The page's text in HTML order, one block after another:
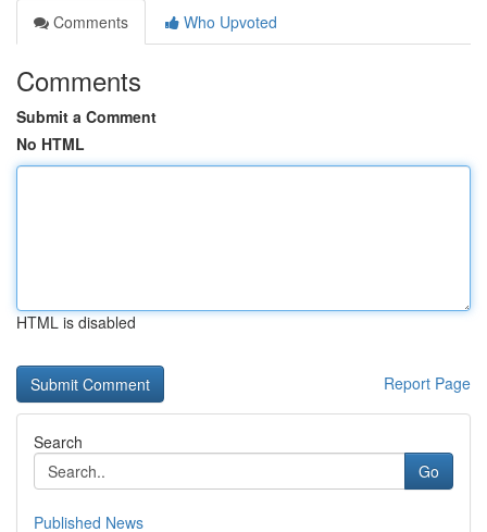
Comments
Who Upvoted
Comments
Submit a Comment
No HTML
HTML is disabled
Report Page
Search
Go
Published News